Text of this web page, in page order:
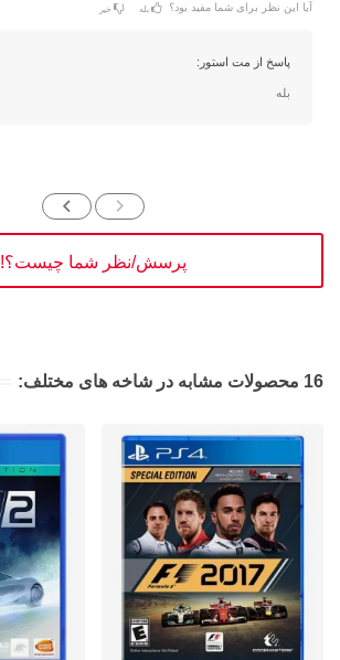
آیا این نظر برای شما مفید بود؟ بله خیر
پاسخ از مت استور:
بله
پرسش/نظر شما چیست؟!
16 محصولات مشابه در شاخه های مختلف: